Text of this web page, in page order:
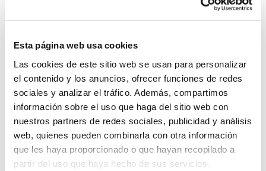
Esta página web usa cookies
Las cookies de este sitio web se usan para personalizar
el contenido y los anuncios, ofrecer funciones de redes
sociales y analizar el tráfico. Además, compartimos
información sobre el uso que haga del sitio web con
nuestros partners de redes sociales, publicidad y análisis
web, quienes pueden combinarla con otra información
que les haya proporcionado o que hayan recopilado a
partir del uso que haya hecho de sus servicios.
Back Next